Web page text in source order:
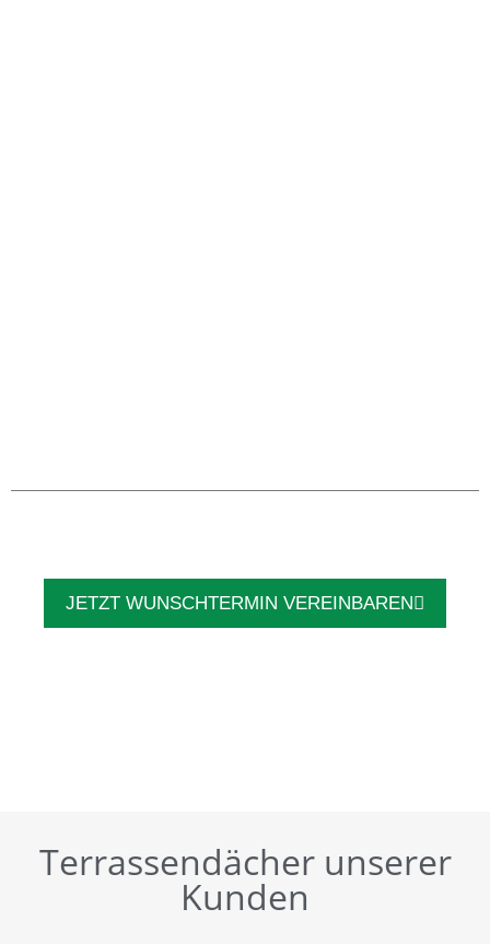
JETZT WUNSCHTERMIN VEREINBAREN
Terrassendächer unserer
Kunden